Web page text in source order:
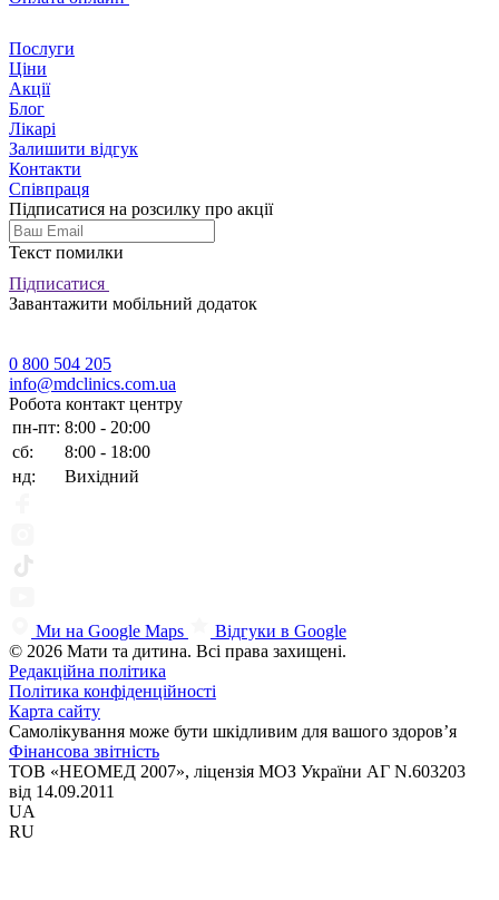
Послуги
Ціни
Акції
Блог
Лікарі
Залишити відгук
Контакти
Співпраця
Підписатися на розсилку про акції
Текст помилки
Підписатися
Завантажити мобільний додаток
0 800 504 205
info@mdclinics.com.ua
Робота контакт центру
пн-пт: 8:00 - 20:00
сб:
8:00 - 18:00
нд:
Вихідний
Ми на Google Maps
Відгуки в Google
© 2026 Мати та дитина. Всі права захищені.
Редакційна політика
Політика конфіденційності
Карта сайту
Самолікування може бути шкідливим для вашого здоров’я
Фінансова звітність
ТОВ «НЕОМЕД 2007», ліцензія МОЗ України АГ N.603203
від 14.09.2011
UA
RU